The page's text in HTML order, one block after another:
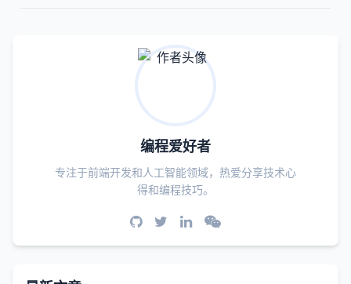
编程爱好者
专注于前端开发和人工智能领域，热爱分享技术心
得和编程技巧。